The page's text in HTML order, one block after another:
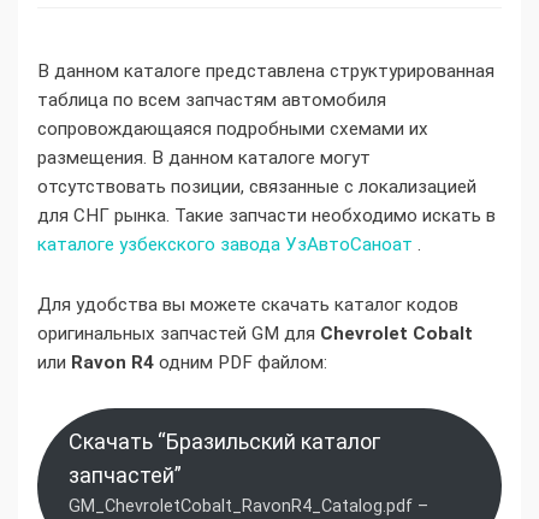
В данном каталоге представлена структурированная
таблица по всем запчастям автомобиля
сопровождающаяся подробными схемами их
размещения. В данном каталоге могут
отсутствовать позиции, связанные с локализацией
для СНГ рынка. Такие запчасти необходимо искать в
каталоге узбекского завода УзАвтоСаноат .
Для удобства вы можете скачать каталог кодов
оригинальных запчастей GM для Chevrolet Cobalt
или Ravon R4 одним PDF файлом:
Скачать “Бразильский каталог
запчастей”
GM_ChevroletCobalt_RavonR4_Catalog.pdf –